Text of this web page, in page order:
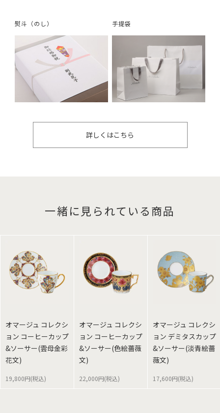
熨斗（のし） 手提袋
詳しくはこちら
一緒に見られている商品
オマージュ コレクシ
ョン コーヒーカップ
&ソーサー(雲母金彩
花文)
19,800円(税込)
オマージュ コレクシ
ョン コーヒーカップ
&ソーサー(色絵薔薇
文)
22,000円(税込)
オマージュ コレクシ
ョン デミタスカップ
&ソーサー(淡青絵薔
薇文)
17,600円(税込)